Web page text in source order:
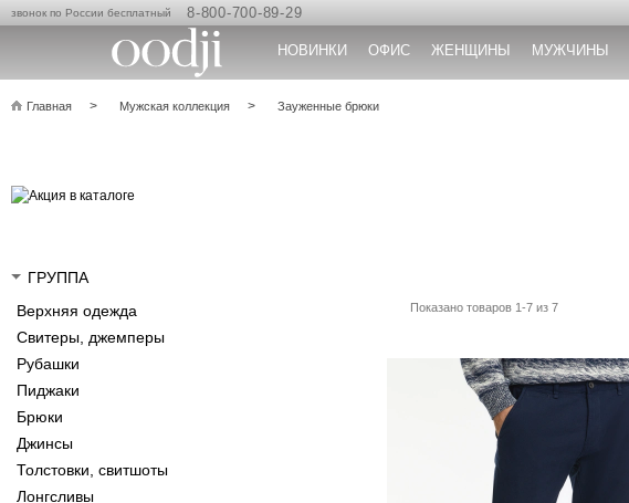
звонок по России бесплатный 8-800-700-89-29
НОВИНКИ ОФИС ЖЕНЩИНЫ МУЖЧИНЫ
Главная Мужская коллекция Зауженные брюки
ГРУППА
Верхняя одежда
Свитеры, джемперы
Рубашки
Пиджаки
Брюки
Джинсы
Толстовки, свитшоты
Лонгсливы
Показано товаров 1-7 из 7